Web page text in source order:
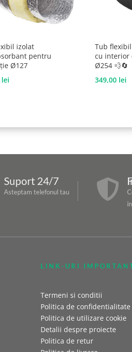
izolat
pentru
Ø127
lei
Tub
cu interior
Ø254 💨🔄
349,00 lei
Suport 24/7
Asteptam telefonul tau 
LINK-URI
Termeni si conditii
Politica de confidentialitate
Politica de utilizare cookie
Detalii despre proiecte
Politica de retur